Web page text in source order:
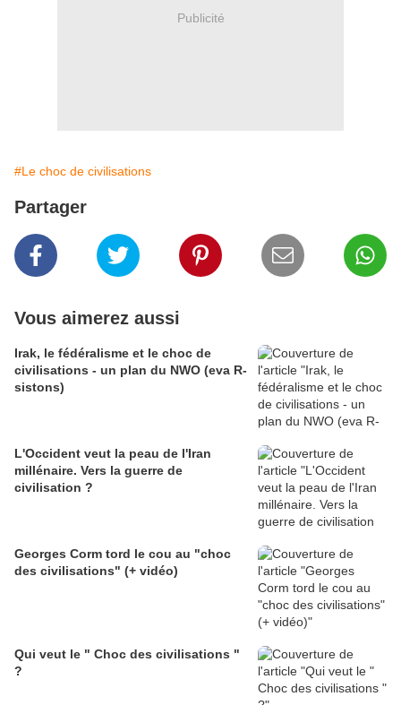
Publicité
#Le choc de civilisations
Partager
Vous aimerez aussi
Irak, le fédéralisme et le choc de
civilisations - un plan du NWO (eva R-
sistons)
L'Occident veut la peau de l'Iran
millénaire. Vers la guerre de
civilisation ?
Georges Corm tord le cou au "choc
des civilisations" (+ vidéo)
Qui veut le " Choc des civilisations "
?